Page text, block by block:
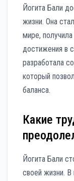
Йогита Бали
жизни. Она
мире,
достижения в
разработала
который
баланса.
Какие
Йогита Бали
своей жизни.